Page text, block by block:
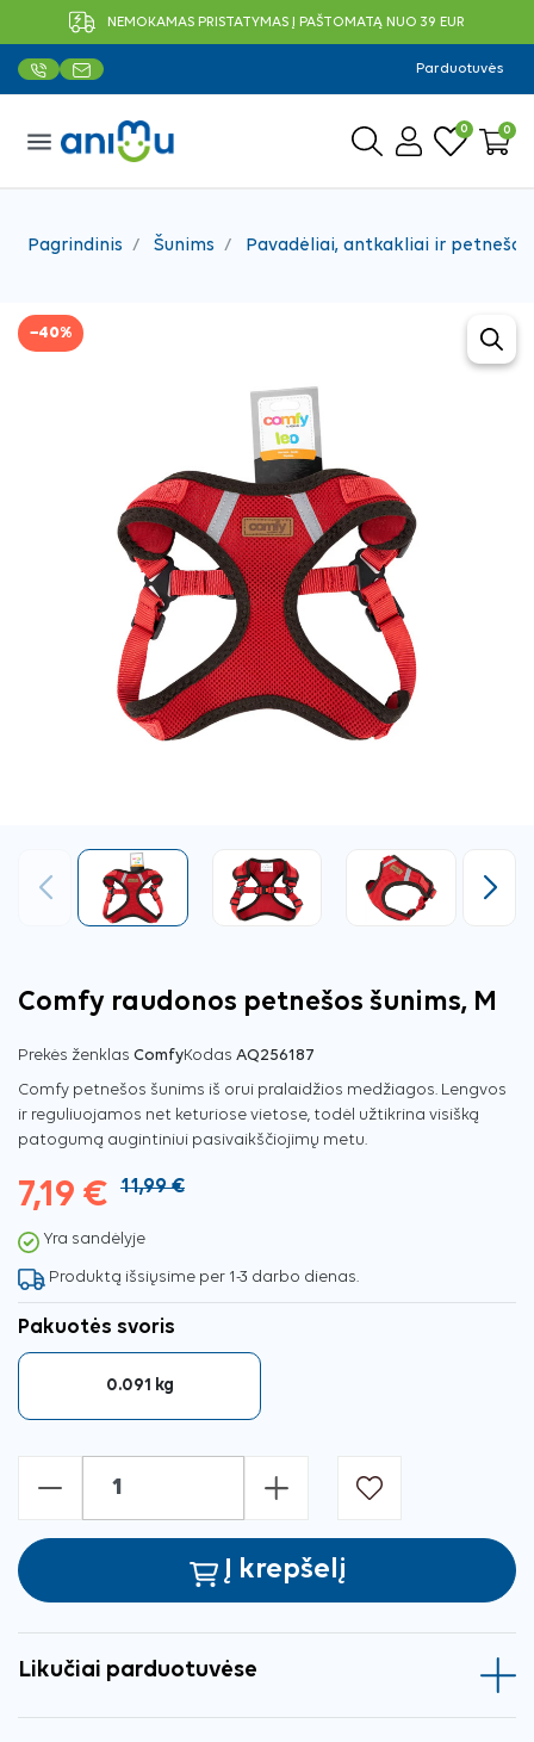
NEMOKAMAS PRISTATYMAS Į PAŠTOMATĄ NUO 39 EUR
Parduotuvės
menu 0 0
Pagrindinis Šunims Pavadėliai, antkakliai ir petnešos
−40%
Ankstesnis Tęsti
Comfy raudonos petnešos šunims, M
Prekės ženklas ComfyKodas AQ256187
Comfy petnešos šunims iš orui pralaidžios medžiagos. Lengvos
ir reguliuojamos net keturiose vietose, todėl užtikrina visišką
patogumą augintiniui pasivaikščiojimų metu.
7,19 € 11,99 €
Yra sandėlyje
Produktą išsiųsime per 1-3 darbo dienas.
Pakuotės svoris
0.091 kg
- +
Į krepšelį
Likučiai parduotuvėse